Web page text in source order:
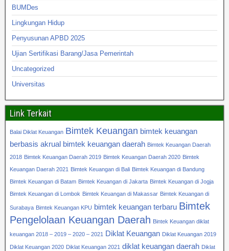
BUMDes
Lingkungan Hidup
Penyusunan APBD 2025
Ujian Sertifikasi Barang/Jasa Pemerintah
Uncategorized
Universitas
Link Terkait
Balai Diklat Keuangan Bimtek Keuangan bimtek keuangan
berbasis akrual bimtek keuangan daerah Bimtek Keuangan Daerah
2018 Bimtek Keuangan Daerah 2019 Bimtek Keuangan Daerah 2020 Bimtek
Keuangan Daerah 2021 Bimtek Keuangan di Bali Bimtek Keuangan di Bandung
Bimtek Keuangan di Batam Bimtek Keuangan di Jakarta Bimtek Keuangan di Jogja
Bimtek Keuangan di Lombok Bimtek Keuangan di Makassar Bimtek Keuangan di
Surabaya Bimtek Keuangan KPU bimtek keuangan terbaru Bimtek
Pengelolaan Keuangan Daerah Bintek Keuangan diklat
keuangan 2018 – 2019 – 2020 – 2021 Diklat Keuangan Diklat Keuangan 2019
Diklat Keuangan 2020 Diklat Keuangan 2021 diklat keuangan daerah Diklat